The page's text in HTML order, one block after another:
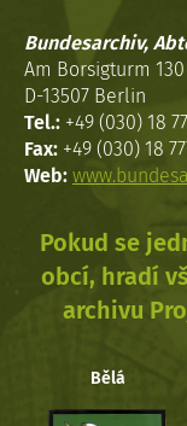
Bundesarchiv,
Am Borsigturm 130
D-13507 Berlin
Tel.: +49 (030) 18
Fax: +49 (030) 18
Web:
Pokud se
obcí, hradí
archivu
Bělá